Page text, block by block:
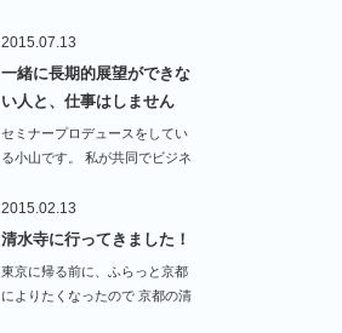
2015.07.13
一緒に長期的展望ができな
い人と、仕事はしません
セミナープロデュースをしてい
る小山です。 私が共同でビジネ
2015.02.13
清水寺に行ってきました！
東京に帰る前に、ふらっと京都
によりたくなったので 京都の清